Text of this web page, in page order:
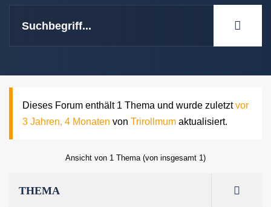
Dieses Forum enthält 1 Thema und wurde zuletztvor
3 Jahren, 4 Monaten von Trirollmum aktualisiert.
Ansicht von 1 Thema (von insgesamt 1)
THEMA